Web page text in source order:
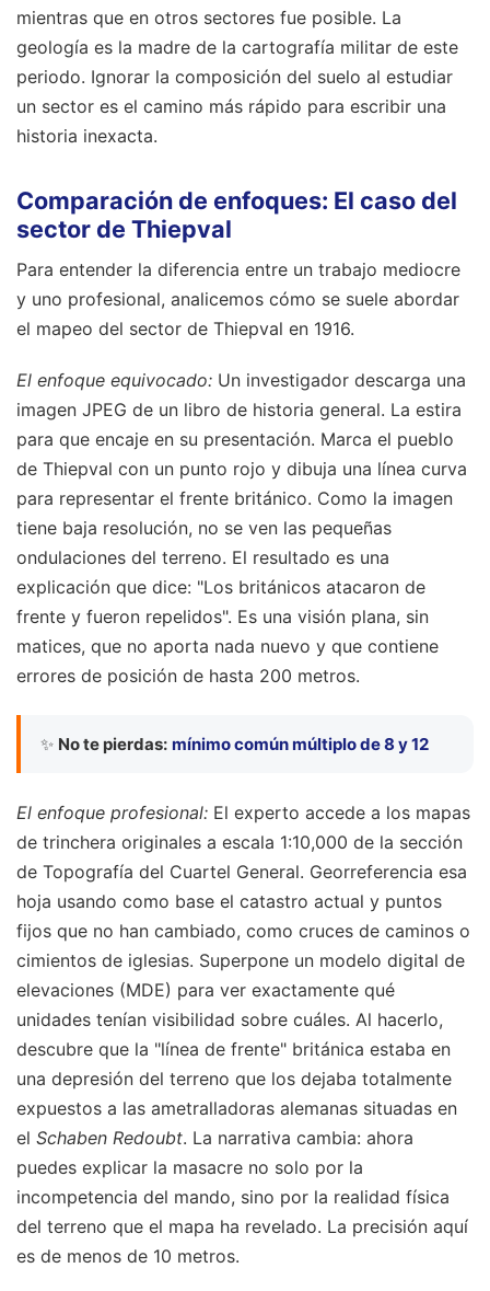
mientras que en otros sectores fue posible. La
geología es la madre de la cartografía militar de este
periodo. Ignorar la composición del suelo al estudiar
un sector es el camino más rápido para escribir una
historia inexacta.
Comparación de enfoques: El caso del
sector de Thiepval
Para entender la diferencia entre un trabajo mediocre
y uno profesional, analicemos cómo se suele abordar
el mapeo del sector de Thiepval en 1916.
El enfoque equivocado: Un investigador descarga una
imagen JPEG de un libro de historia general. La estira
para que encaje en su presentación. Marca el pueblo
de Thiepval con un punto rojo y dibuja una línea curva
para representar el frente británico. Como la imagen
tiene baja resolución, no se ven las pequeñas
ondulaciones del terreno. El resultado es una
explicación que dice: "Los británicos atacaron de
frente y fueron repelidos". Es una visión plana, sin
matices, que no aporta nada nuevo y que contiene
errores de posición de hasta 200 metros.
✨ No te pierdas: mínimo común múltiplo de 8 y 12
El enfoque profesional: El experto accede a los mapas
de trinchera originales a escala 1:10,000 de la sección
de Topografía del Cuartel General. Georreferencia esa
hoja usando como base el catastro actual y puntos
fijos que no han cambiado, como cruces de caminos o
cimientos de iglesias. Superpone un modelo digital de
elevaciones (MDE) para ver exactamente qué
unidades tenían visibilidad sobre cuáles. Al hacerlo,
descubre que la "línea de frente" británica estaba en
una depresión del terreno que los dejaba totalmente
expuestos a las ametralladoras alemanas situadas en
el Schaben Redoubt. La narrativa cambia: ahora
puedes explicar la masacre no solo por la
incompetencia del mando, sino por la realidad física
del terreno que el mapa ha revelado. La precisión aquí
es de menos de 10 metros.